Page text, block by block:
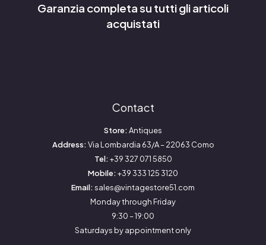
Garanzia completa su tutti gli articoli
acquistati
Contact
Store:Antiques
Address:Via Lombardia 63/A – 22063 Como
Tel:+39 327 071 5850
Mobile:+39 333 125 3120
Email:sales@vintagestore51.com
Monday through Friday
9:30 – 19:00
Saturdays by appointment only